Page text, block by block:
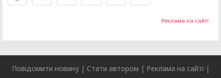
Реклама на сайті
Повідомити новину| Стати автором | Реклама на сайті |